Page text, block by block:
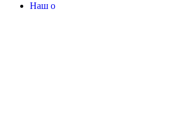
Наш о